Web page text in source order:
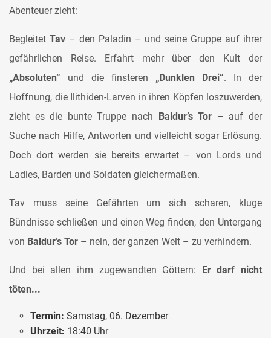
Abenteuer zieht:
Begleitet Tav– den Paladin – und seine Gruppe auf ihrer
gefährlichen Reise. Erfahrt mehr über den Kult der
„Absoluten“ und die finsteren „Dunklen Drei“. In der
Hoffnung, die Ilithiden-Larven in ihren Köpfen loszuwerden,
zieht es die bunte Truppe nach
Baldur’s Tor – auf der
Suche nach Hilfe, Antworten und vielleicht sogar Erlösung.
Doch dort werden sie bereits erwartet – von Lords und
Ladies, Barden und Soldaten gleichermaßen.
Tav muss seine Gefährten um sich scharen, kluge
Bündnisse schließen und einen Weg finden, den Untergang
von Baldur’s Tor – nein, der ganzen Welt – zu verhindern.
Und bei allen ihm zugewandten Göttern:
Er darf nicht
töten...
Termin: Samstag, 06. Dezember
Uhrzeit: 18:40 Uhr